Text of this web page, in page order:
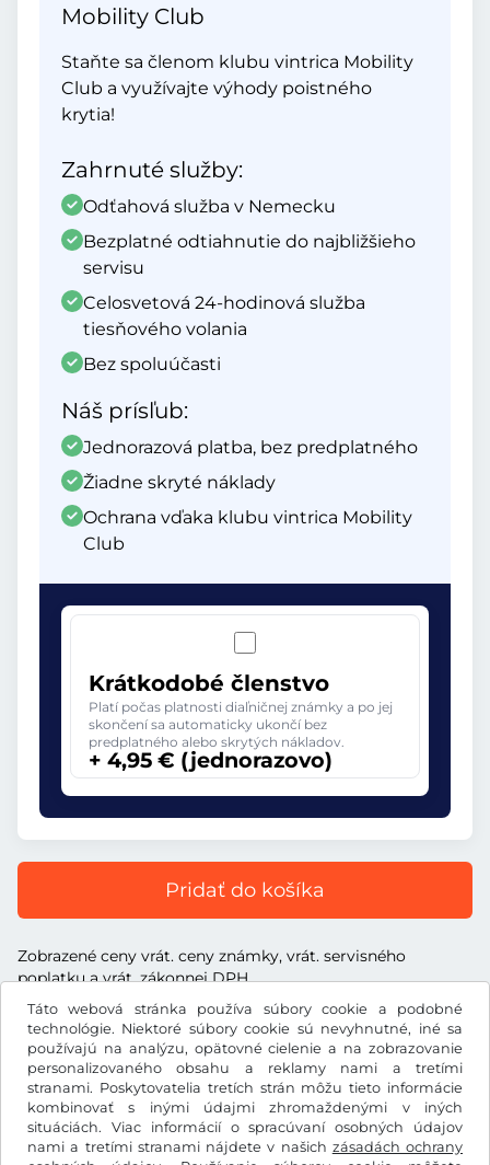
Táto webová stránka používa súbory cookie a podobné
technológie. Niektoré súbory cookie sú nevyhnutné, iné sa
používajú na analýzu, opätovné cielenie a na zobrazovanie
personalizovaného obsahu a reklamy nami a tretími
stranami. Poskytovatelia tretích strán môžu tieto informácie
kombinovať s inými údajmi zhromaždenými v iných
situáciách. Viac informácií o spracúvaní osobných údajov
nami a tretími stranami nájdete v našich zásadách ochrany
Mobility Club
Staňte sa členom klubu vintrica Mobility
Club a využívajte výhody poistného
krytia!
Zahrnuté služby:
Odťahová služba v Nemecku
Bezplatné odtiahnutie do najbližšieho
servisu
Celosvetová 24-hodinová služba
tiesňového volania
Bez spoluúčasti
Náš prísľub:
Jednorazová platba, bez predplatného
Žiadne skryté náklady
Ochrana vďaka klubu vintrica Mobility
Club
Krátkodobé členstvo
Platí počas platnosti diaľničnej známky a po jej
skončení sa automaticky ukončí bez
predplatného alebo skrytých nákladov.
+ 4,95 € (jednorazovo)
Pridať do košíka
Zobrazené ceny vrát. ceny známky, vrát. servisného
poplatku a vrát. zákonnej DPH
€EUR
Facebook Instagram